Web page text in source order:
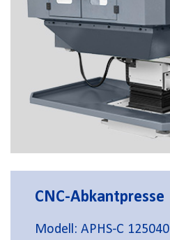
CNC-Abkantpresse
Modell: APHS-C 125040